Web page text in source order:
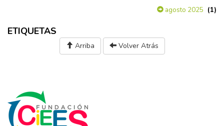
agosto 2025 (1)
ETIQUETAS
Arriba Volver Atrás